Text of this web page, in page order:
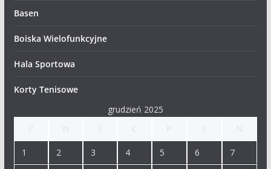
Basen
Boiska Wielofunkcyjne
Hala Sportowa
Korty Tenisowe
grudzień 2025
1 2 3 4 5 6 7